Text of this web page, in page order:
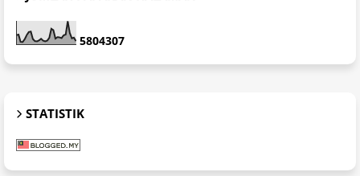
5804307
STATISTIK